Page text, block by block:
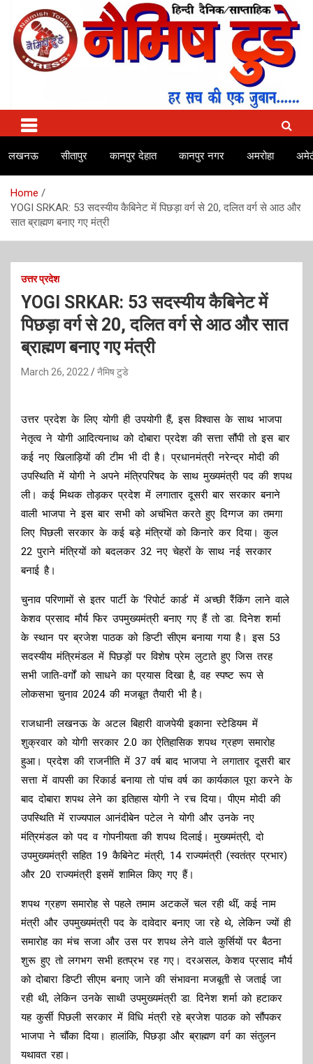
content
Naimish Today
No.1 news channel of India
लखनऊ सीतापुर कानपुर देहात कानपुर नगर अमरोहा
Home
YOGI SRKAR: 53 सदस्यीय कैबिनेट में पिछड़ा वर्ग से 20, दलित वर्ग से आठ और
सात ब्राह्मण बनाए गए मंत्री
उत्तर प्रदेश
YOGI SRKAR: 53 सदस्यीय कैबिनेट में
पिछड़ा वर्ग से 20, दलित वर्ग से आठ और सात
ब्राह्मण बनाए गए मंत्री
March 26, 2022 नैमिष टुडे
उत्तर प्रदेश के लिए योगी ही उपयोगी हैं, इस विश्वास के साथ भाजपा
नेतृत्व ने योगी आदित्यनाथ को दोबारा प्रदेश की सत्ता सौंपी तो इस बार
कई नए खिलाड़ियों की टीम भी दी है। प्रधानमंत्री नरेन्द्र मोदी की
उपस्थिति में योगी ने अपने मंत्रिपरिषद के साथ मुख्यमंत्री पद की शपथ
ली। कई मिथक तोड़कर प्रदेश में लगातार दूसरी बार सरकार बनाने
वाली भाजपा ने इस बार सभी को अचंभित करते हुए दिग्गज का तमगा
लिए पिछली सरकार के कई बड़े मंत्रियों को किनारे कर दिया। कुल
22 पुराने मंत्रियों को बदलकर 32 नए चेहरों के साथ नई सरकार
बनाई है।
चुनाव परिणामों से इतर पार्टी के ‘रिपोर्ट कार्ड’ में अच्छी रैंकिंग लाने वाले
केशव प्रसाद मौर्य फिर उपमुख्यमंत्री बनाए गए हैं तो डा. दिनेश शर्मा
के स्थान पर ब्रजेश पाठक को डिप्टी सीएम बनाया गया है। इस 53
सदस्यीय मंत्रिमंडल में पिछड़ों पर विशेष प्रेम लुटाते हुए जिस तरह
सभी जाति-वर्गों को साधने का प्रयास दिखा है, वह स्पष्ट रूप से
लोकसभा चुनाव 2024 की मजबूत तैयारी भी है।
राजधानी लखनऊ के अटल बिहारी वाजपेयी इकाना स्टेडियम में
शुक्रवार को योगी सरकार 2.0 का ऐतिहासिक शपथ ग्रहण समारोह
हुआ। प्रदेश की राजनीति में 37 वर्ष बाद भाजपा ने लगातार दूसरी बार
सत्ता में वापसी का रिकार्ड बनाया तो पांच वर्ष का कार्यकाल पूरा करने के
बाद दोबारा शपथ लेने का इतिहास योगी ने रच दिया। पीएम मोदी की
उपस्थिति में राज्यपाल आनंदीबेन पटेल ने योगी और उनके नए
मंत्रिमंडल को पद व गोपनीयता की शपथ दिलाई। मुख्यमंत्री, दो
उपमुख्यमंत्री सहित 19 कैबिनेट मंत्री, 14 राज्यमंत्री (स्वतंत्र प्रभार)
और 20 राज्यमंत्री इसमें शामिल किए गए हैं।
शपथ ग्रहण समारोह से पहले तमाम अटकलें चल रही थीं, कई नाम
मंत्री और उपमुख्यमंत्री पद के दावेदार बनाए जा रहे थे, लेकिन ज्यों ही
समारोह का मंच सजा और उस पर शपथ लेने वाले कुर्सियों पर बैठना
शुरू हुए तो लगभग सभी हतप्रभ रह गए। दरअसल, केशव प्रसाद मौर्य
को दोबारा डिप्टी सीएम बनाए जाने की संभावना मजबूती से जताई जा
रही थी, लेकिन उनके साथी उपमुख्यमंत्री डा. दिनेश शर्मा को हटाकर
यह कुर्सी पिछली सरकार में विधि मंत्री रहे ब्रजेश पाठक को सौंपकर
भाजपा ने चौंका दिया। हालांकि, पिछड़ा और ब्राह्मण वर्ग का संतुलन
यथावत रहा।